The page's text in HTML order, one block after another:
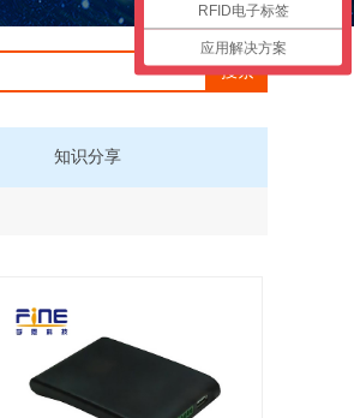
搜索
知识分享
RFID电子标签
应用解决方案